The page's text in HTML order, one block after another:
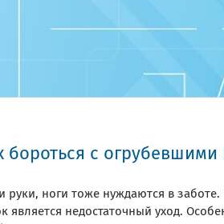
бороться с огрубевшими
руки, ноги тоже нуждаются в
является недостаточный уход.